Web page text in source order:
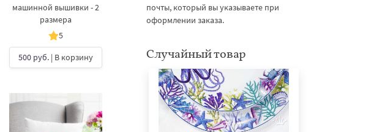
машинной вышивки - 2
размера
5
500 руб. | В корзину
почты, который вы указываете при
оформлении заказа.
Случайный товар